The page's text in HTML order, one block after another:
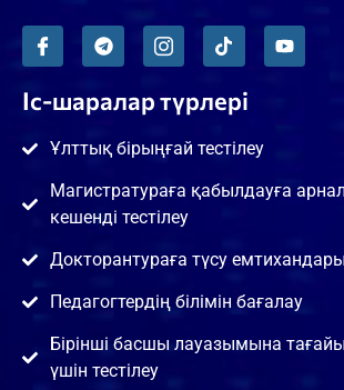
Іс-шаралар түрлері
Ұлттық бірыңғай тестілеу
Магистратураға қабылдауға
кешенді тестілеу
Докторантураға түсу емтихандары
Педагогтердің білімін бағалау
Бірінші басшы лауазымына
үшін тестілеу